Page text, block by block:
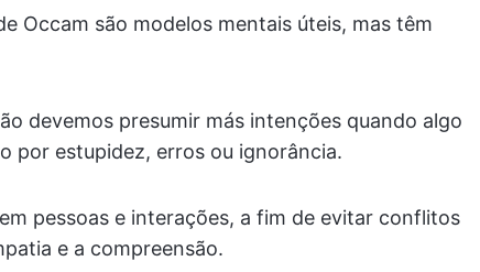
Occam são modelos mentais úteis, mas têm
devemos presumir más intenções quando algo
por estupidez, erros ou ignorância.
pessoas e interações, a fim de evitar conflitos
e a compreensão.